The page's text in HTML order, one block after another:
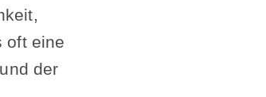
oft eine
der